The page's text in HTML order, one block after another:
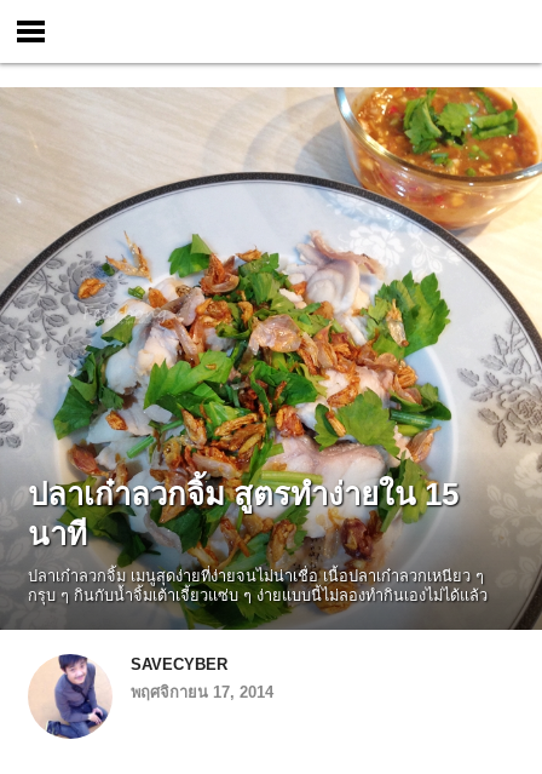
ปลาเก๋าลวกจิ้ม สูตรทำง่ายใน 15
นาที
ปลาเก๋าลวกจิ้ม เมนูสุดง่ายที่ง่ายจนไม่น่าเชื่อ เนื้อปลาเก๋าลวกเหนียว ๆ
กรุบ ๆ กินกับน้ำจิ้มเต้าเจี้ยวแซ่บ ๆ ง่ายแบบนี้ไม่ลองทำกินเองไม่ได้แล้ว
SAVECYBER
พฤศจิกายน 17, 2014